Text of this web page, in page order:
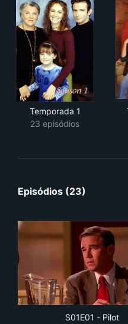
Temporada 1
23 episódios
Episódios (23)
S01E01 - Pilot